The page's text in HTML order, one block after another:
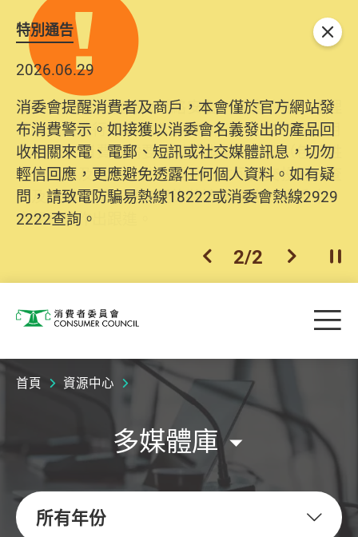
特別通告
2026.06.29
消委會提醒消費者及商戶，本會僅於官方網站發
布消費警示。如接獲以消委會名義發出的產品回
收相關來電、電郵、短訊或社交媒體訊息，切勿
輕信回應，更應避免透露任何個人資料。如有疑
問，請致電防騙易熱線18222或消委會熱線2929
2222查詢。
2025.10.31
為提升使用者體驗及網絡安全，本會的投訴處理
系統已經進行升級及推出新功能。由2025年11月
10日起，消費者需要提供基本聯絡資料（包括姓
名、電郵及電話）註冊帳戶，才可提交投訴、查
詢及建議。所有提交紀錄將清晰整合於帳戶中，
方便日後作出跟進。
上一個
2/2 下一個開
關閉
消費者委員會 目
首頁 資源中心
多媒體庫
所有年份